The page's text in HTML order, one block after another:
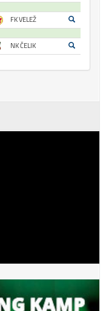
FK VELEŽ
NK ČELIK